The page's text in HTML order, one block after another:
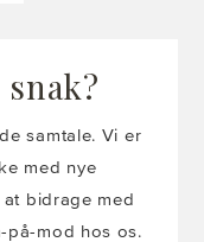
samtale. Vi er
med nye
bidrage med
på-mod hos os.